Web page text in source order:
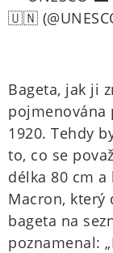
🇺🇳
Bageta, jak ji
pojmenována
1920. Tehdy
to, co se
délka 80 cm
Macron, který
bageta na
poznamenal: